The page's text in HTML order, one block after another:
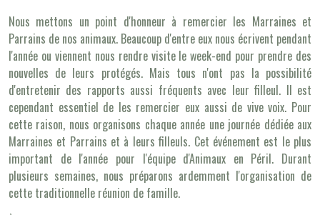
Nous mettons un point d'honneur à remercier les Marraines et
Parrains de nos animaux. Beaucoup d'entre eux nous écrivent pendant
l'année ou viennent nous rendre visite le week-end pour prendre des
nouvelles de leurs protégés. Mais tous n'ont pas la possibilité
d'entretenir des rapports aussi fréquents avec leur filleul. Il est
cependant essentiel de les remercier eux aussi de vive voix. Pour
cette raison, nous organisons chaque année une journée dédiée aux
Marraines et Parrains et à leurs filleuls. Cet événement est le plus
important de l'année pour l'équipe d'Animaux en Péril. Durant
plusieurs semaines, nous préparons ardemment l'organisation de
cette traditionnelle réunion de famille.